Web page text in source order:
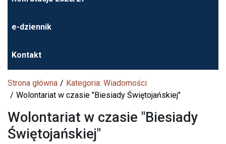
e-dziennik
Kontakt
Strona główna
Kategoria: Wiadomości
Wolontariat w czasie "Biesiady Świętojańskiej"
Wolontariat w czasie "Biesiady
Świętojańskiej"